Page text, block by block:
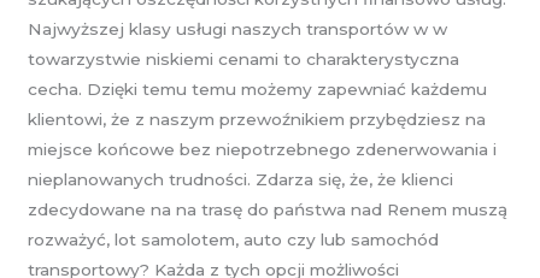
Najwyższej klasy usługi naszych transportów w w
towarzystwie niskiemi cenami to charakterystyczna
cecha. Dzięki temu temu możemy zapewniać każdemu
klientowi, że z naszym przewoźnikiem przybędziesz na
miejsce końcowe bez niepotrzebnego zdenerwowania i
nieplanowanych trudności. Zdarza się, że, że klienci
zdecydowane na na trasę do państwa nad Renem muszą
rozważyć, lot samolotem, auto czy lub samochód
transportowy? Każda z tych opcji możliwości